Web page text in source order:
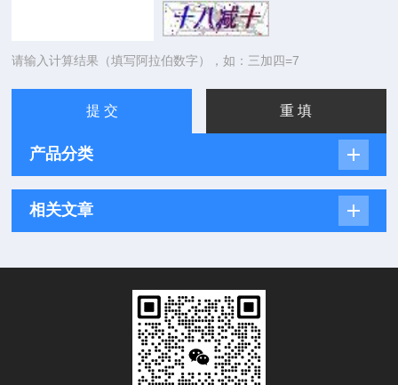
请输入计算结果（填写阿拉伯数字），如：三加四=7
产品分类
相关文章